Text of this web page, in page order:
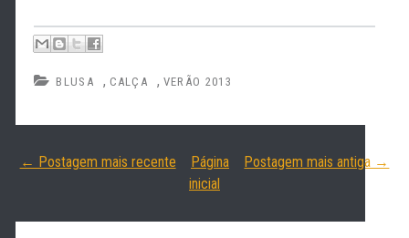
BLUSA , CALÇA , VERÃO 2013
← Postagem mais recente Postagem mais antiga →
Página
inicial